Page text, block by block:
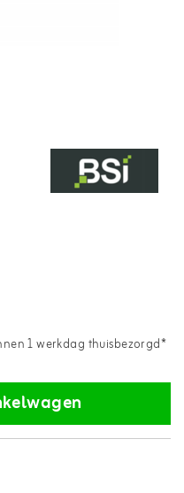
1 werkdag thuisbezorgd*